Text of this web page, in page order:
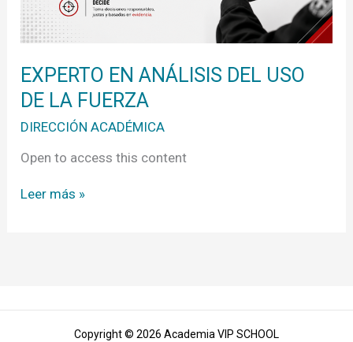
EXPERTO EN ANÁLISIS DEL USO
DE LA FUERZA
DIRECCIÓN ACADÉMICA
Open to access this content
Leer más »
Copyright © 2026 Academia VIP SCHOOL